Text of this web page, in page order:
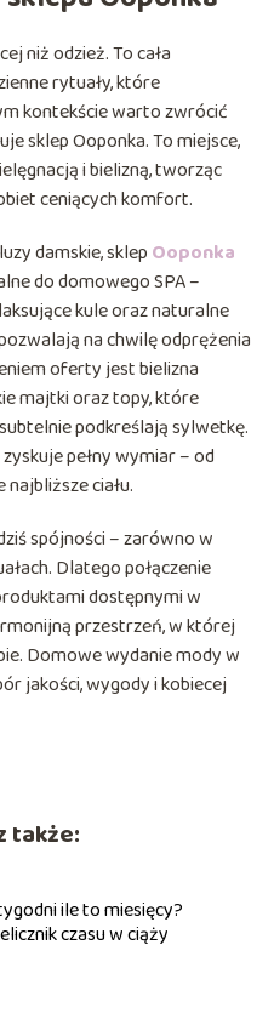
niż odzież. To cała
rytuały, które
kontekście warto zwrócić
sklep Ooponka. To miejsce,
i bielizną, tworząc
ceniących komfort.
damskie, sklep Ooponka
do domowego SPA –
kule oraz naturalne
na chwilę odprężenia
oferty jest bielizna
majtki oraz topy, które
podkreślają sylwetkę.
pełny wymiar – od
ciału.
spójności – zarówno w
Dlatego połączenie
dostępnymi w
przestrzeń, w której
Domowe wydanie mody w
jakości, wygody i kobiecej
także:
ile to miesięcy?
czasu w ciąży